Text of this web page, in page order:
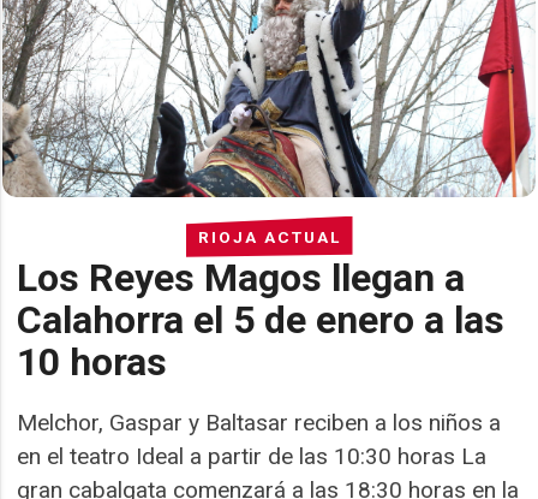
RIOJA ACTUAL
Los Reyes Magos llegan a
Calahorra el 5 de enero a las
10 horas
Melchor, Gaspar y Baltasar reciben a los niños a
en el teatro Ideal a partir de las 10:30 horas La
gran cabalgata comenzará a las 18:30 horas en la